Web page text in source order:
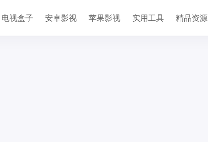
电视盒子 安卓影视 苹果影视 实用工具 精品资源